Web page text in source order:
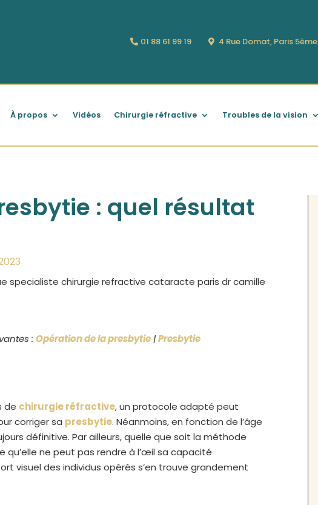
01 88 61 99 19 4 Rue Domat, Paris 5ème
À propos Vidéos Chirurgie réfractive Troubles de la vision
: quel résultat
: Opération de la presbytie |Presbytie
de chirurgie réfractive, un protocole adapté peut
corriger sa presbytie. Néanmoins, en fonction de l’âge
définitive. Par ailleurs, quelle que soit la méthode
ne peut pas rendre à l’œil sa capacité
visuel des individus opérés s’en trouve grandement